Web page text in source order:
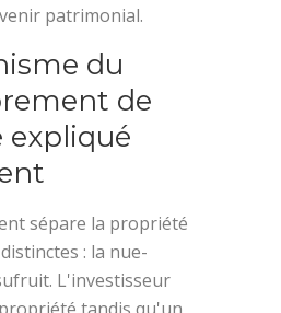
patrimonial.
du
de
expliqué
sépare la propriété
: la nue-
L'investisseur